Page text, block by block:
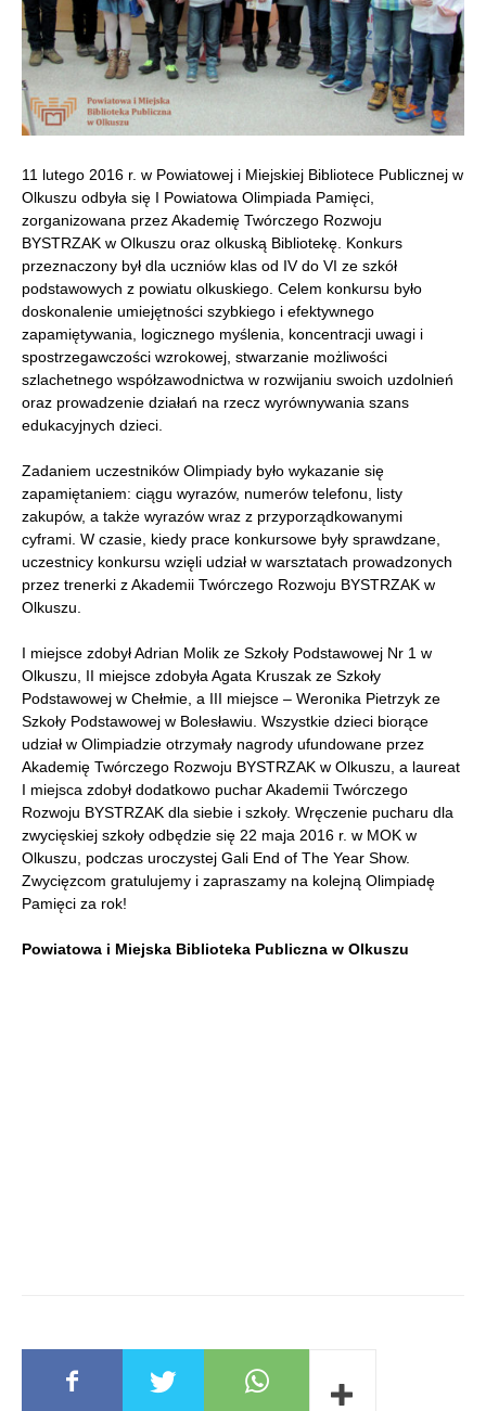
11 lutego 2016 r. w Powiatowej i Miejskiej Bibliotece Publicznej w
Olkuszu odbyła się I Powiatowa Olimpiada Pamięci,
zorganizowana przez Akademię Twórczego Rozwoju
BYSTRZAK w Olkuszu oraz olkuską Bibliotekę. Konkurs
przeznaczony był dla uczniów klas od IV do VI ze szkół
podstawowych z powiatu olkuskiego. Celem konkursu było
doskonalenie umiejętności szybkiego i efektywnego
zapamiętywania, logicznego myślenia, koncentracji uwagi i
spostrzegawczości wzrokowej, stwarzanie możliwości
szlachetnego współzawodnictwa w rozwijaniu swoich uzdolnień
oraz prowadzenie działań na rzecz wyrównywania szans
edukacyjnych dzieci.
Zadaniem uczestników Olimpiady było wykazanie się
zapamiętaniem: ciągu wyrazów, numerów telefonu, listy
zakupów, a także wyrazów wraz z przyporządkowanymi
cyframi. W czasie, kiedy prace konkursowe były sprawdzane,
uczestnicy konkursu wzięli udział w warsztatach prowadzonych
przez trenerki z Akademii Twórczego Rozwoju BYSTRZAK w
Olkuszu.
I miejsce zdobył Adrian Molik ze Szkoły Podstawowej Nr 1 w
Olkuszu, II miejsce zdobyła Agata Kruszak ze Szkoły
Podstawowej w Chełmie, a III miejsce – Weronika Pietrzyk ze
Szkoły Podstawowej w Bolesławiu. Wszystkie dzieci biorące
udział w Olimpiadzie otrzymały nagrody ufundowane przez
Akademię Twórczego Rozwoju BYSTRZAK w Olkuszu, a laureat
I miejsca zdobył dodatkowo puchar Akademii Twórczego
Rozwoju BYSTRZAK dla siebie i szkoły. Wręczenie pucharu dla
zwycięskiej szkoły odbędzie się 22 maja 2016 r. w MOK w
Olkuszu, podczas uroczystej Gali End of The Year Show.
Zwycięzcom gratulujemy i zapraszamy na kolejną Olimpiadę
Pamięci za rok!
Powiatowa i Miejska Biblioteka Publiczna w Olkuszu